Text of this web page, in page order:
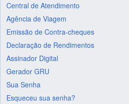
Central de Atendimento
Agência de Viagem
Emissão de Contra-cheques
Declaração de Rendimentos
Assinador Digital
Gerador GRU
Sua Senha
Esqueceu sua senha?